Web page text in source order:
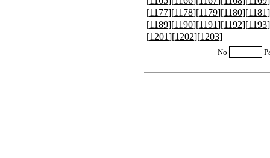
[1177][1178][1179][1180][1181
[1189][1190][1191][1192][1193
[1201][1202][1203]
No